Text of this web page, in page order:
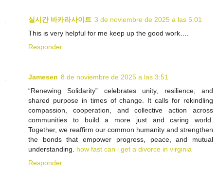
실시간 바카라사이트 3 de noviembre de 2025 a las 5:01
This is very helpful for me keep up the good work….
Responder
Jamesen 8 de noviembre de 2025 a las 3:51
“Renewing Solidarity” celebrates unity, resilience, and
shared purpose in times of change. It calls for rekindling
compassion, cooperation, and collective action across
communities to build a more just and caring world.
Together, we reaffirm our common humanity and strengthen
the bonds that empower progress, peace, and mutual
understanding. how fast can i get a divorce in virginia
Responder